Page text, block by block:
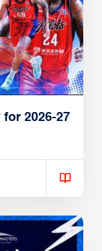
2026-27